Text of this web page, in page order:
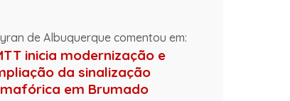
de Albuquerque comentou em:
inicia modernização e
da sinalização
em Brumado